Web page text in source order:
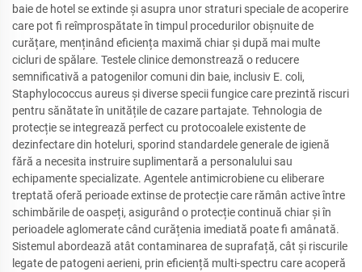
baie de hotel se extinde și asupra unor straturi speciale de acoperire
care pot fi reîmprospătate în timpul procedurilor obișnuite de
curățare, menținând eficiența maximă chiar și după mai multe
cicluri de spălare. Testele clinice demonstrează o reducere
semnificativă a patogenilor comuni din baie, inclusiv E. coli,
Staphylococcus aureus și diverse specii fungice care prezintă riscuri
pentru sănătate în unitățile de cazare partajate. Tehnologia de
protecție se integrează perfect cu protocoalele existente de
dezinfectare din hoteluri, sporind standardele generale de igienă
fără a necesita instruire suplimentară a personalului sau
echipamente specializate. Agentele antimicrobiene cu eliberare
treptată oferă perioade extinse de protecție care rămân active între
schimbările de oaspeți, asigurând o protecție continuă chiar și în
perioadele aglomerate când curățenia imediată poate fi amânată.
Sistemul abordează atât contaminarea de suprafață, cât și riscurile
legate de patogeni aerieni, prin eficiență multi-spectru care acoperă